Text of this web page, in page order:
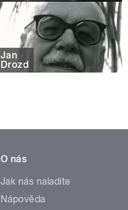
Jan
Drozd
O nás
Jak nás naladíte
Nápověda